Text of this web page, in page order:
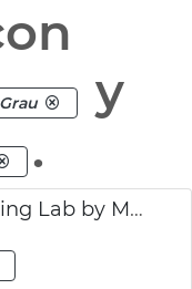
y
.
Inauguració del GSIC Testing Lab by Microsoft